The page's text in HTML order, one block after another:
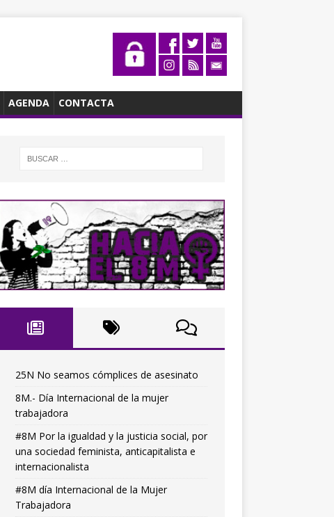
AGENDA CONTACTA
25N No seamos cómplices de asesinato
8M.- Día Internacional de la mujer
trabajadora
#8M Por la igualdad y la justicia social, por
una sociedad feminista, anticapitalista e
internacionalista
#8M día Internacional de la Mujer
Trabajadora